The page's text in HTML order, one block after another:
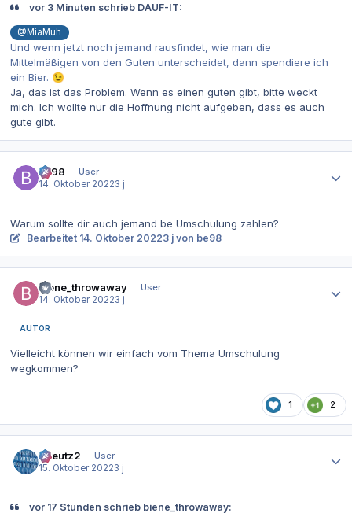
vor 3 Minuten schrieb DAUF-IT:
@MiaMuh
Und wenn jetzt noch jemand rausfindet, wie man die
Mittelmäßigen von den Guten unterscheidet, dann spendiere ich
ein Bier. 😉
Ja, das ist das Problem. Wenn es einen guten gibt, bitte weckt
mich. Ich wollte nur die Hoffnung nicht aufgeben, dass es auch
gute gibt.
be98
User
14. Oktober 20223 j
Warum sollte dir auch jemand be Umschulung zahlen?
Bearbeitet 14. Oktober 20223 j von be98
biene_throwaway
User
14. Oktober 20223 j
AUTOR
Vielleicht können wir einfach vom Thema Umschulung
wegkommen?
1 2
tkreutz2
User
15. Oktober 20223 j
vor 17 Stunden schrieb biene_throwaway: